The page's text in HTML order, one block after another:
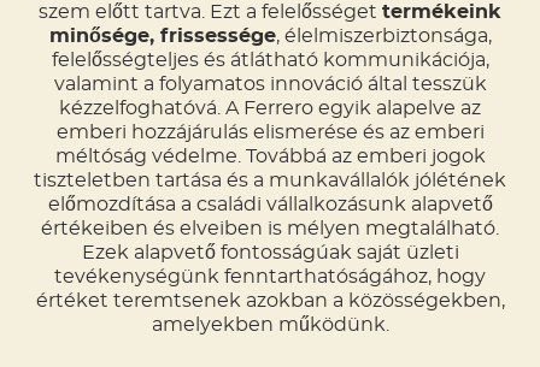
szem előtt tartva. Ezt a felelősséget termékeink
minősége, frissessége, élelmiszerbiztonsága,
felelősségteljes és átlátható kommunikációja,
valamint a folyamatos innováció által tesszük
kézzelfoghatóvá. A Ferrero egyik alapelve az
emberi hozzájárulás elismerése és az emberi
méltóság védelme. Továbbá az emberi jogok
tiszteletben tartása és a munkavállalók jólétének
előmozdítása a családi vállalkozásunk alapvető
értékeiben és elveiben is mélyen megtalálható.
Ezek alapvető fontosságúak saját üzleti
tevékenységünk fenntarthatóságához, hogy
értéket teremtsenek azokban a közösségekben,
amelyekben működünk.